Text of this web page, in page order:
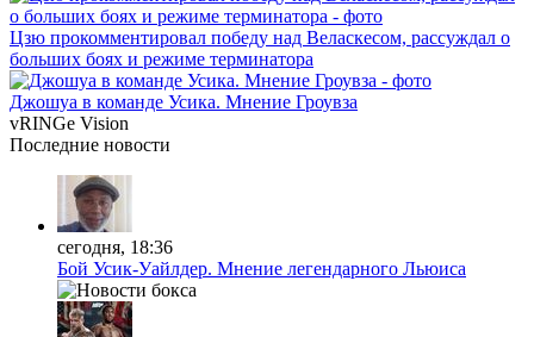
Цзю прокомментировал победу над Веласкесом, рассуждал о
больших боях и режиме терминатора
Джошуа в команде Усика. Мнение Гроувза
vRINGe Vision
Последние новости
сегодня, 18:36
Бой Усик-Уайлдер. Мнение легендарного Льюиса